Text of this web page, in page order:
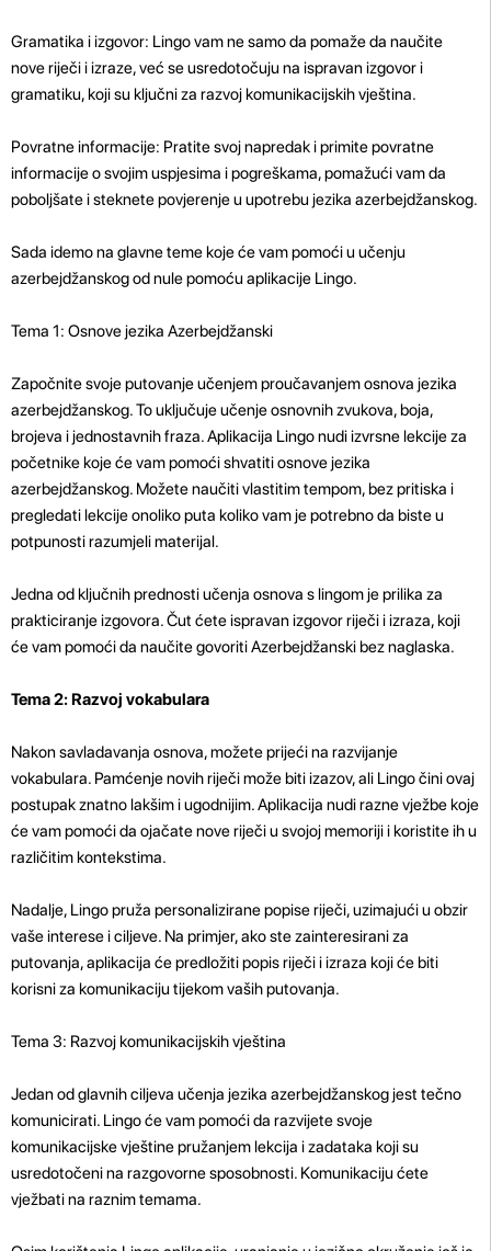
Gramatika i izgovor: Lingo vam ne samo da pomaže da naučite
nove riječi i izraze, već se usredotočuju na ispravan izgovor i
gramatiku, koji su ključni za razvoj komunikacijskih vještina.
Povratne informacije: Pratite svoj napredak i primite povratne
informacije o svojim uspjesima i pogreškama, pomažući vam da
poboljšate i steknete povjerenje u upotrebu jezika azerbejdžanskog.
Sada idemo na glavne teme koje će vam pomoći u učenju
azerbejdžanskog od nule pomoću aplikacije Lingo.
Tema 1: Osnove jezika Azerbejdžanski
Započnite svoje putovanje učenjem proučavanjem osnova jezika
azerbejdžanskog. To uključuje učenje osnovnih zvukova, boja,
brojeva i jednostavnih fraza. Aplikacija Lingo nudi izvrsne lekcije za
početnike koje će vam pomoći shvatiti osnove jezika
azerbejdžanskog. Možete naučiti vlastitim tempom, bez pritiska i
pregledati lekcije onoliko puta koliko vam je potrebno da biste u
potpunosti razumjeli materijal.
Jedna od ključnih prednosti učenja osnova s ​​lingom je prilika za
prakticiranje izgovora. Čut ćete ispravan izgovor riječi i izraza, koji
će vam pomoći da naučite govoriti Azerbejdžanski bez naglaska.
Tema 2: Razvoj vokabulara
Nakon savladavanja osnova, možete prijeći na razvijanje
vokabulara. Pamćenje novih riječi može biti izazov, ali Lingo čini ovaj
postupak znatno lakšim i ugodnijim. Aplikacija nudi razne vježbe koje
će vam pomoći da ojačate nove riječi u svojoj memoriji i koristite ih u
različitim kontekstima.
Nadalje, Lingo pruža personalizirane popise riječi, uzimajući u obzir
vaše interese i ciljeve. Na primjer, ako ste zainteresirani za
putovanja, aplikacija će predložiti popis riječi i izraza koji će biti
korisni za komunikaciju tijekom vaših putovanja.
Tema 3: Razvoj komunikacijskih vještina
Jedan od glavnih ciljeva učenja jezika azerbejdžanskog jest tečno
komunicirati. Lingo će vam pomoći da razvijete svoje
komunikacijske vještine pružanjem lekcija i zadataka koji su
usredotočeni na razgovorne sposobnosti. Komunikaciju ćete
vježbati na raznim temama.